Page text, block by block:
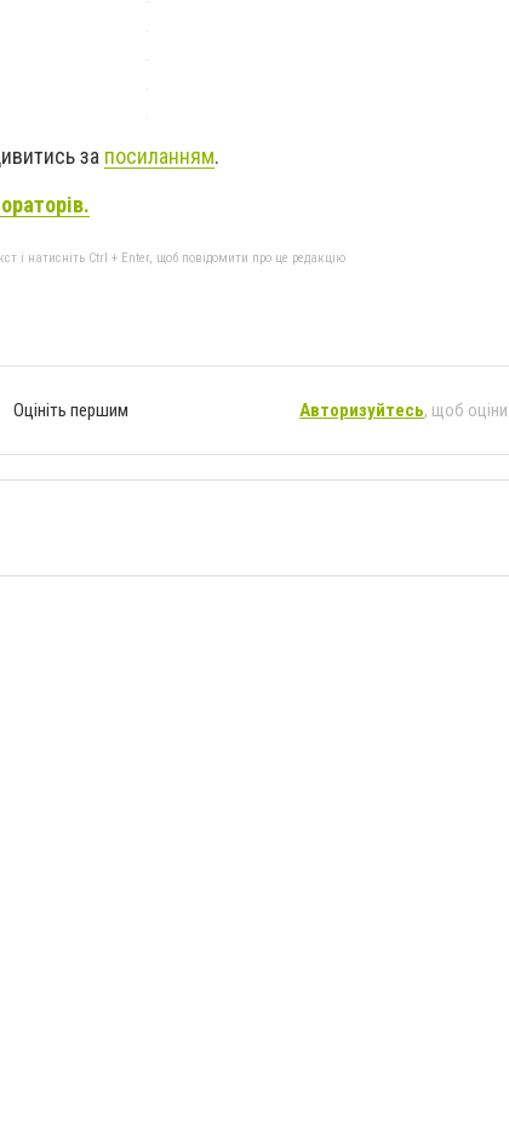
за посиланням.
і натисніть Ctrl + Enter, щоб повідомити про це редакцію
Оцініть першим Авторизуйтесь, щоб